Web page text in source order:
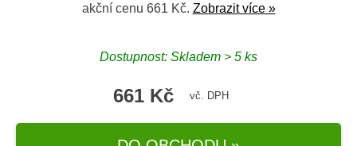
akční cenu 661 Kč. Zobrazit více »
Dostupnost: Skladem > 5 ks
661 Kč vč. DPH